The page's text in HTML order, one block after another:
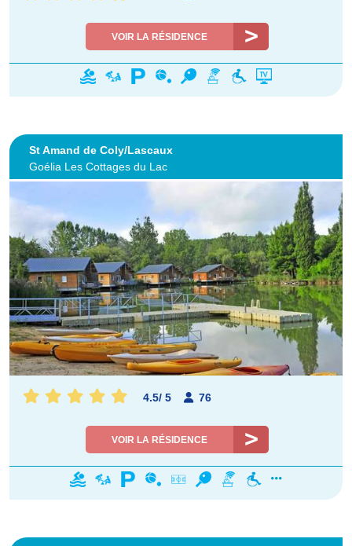
VOIR LA RÉSIDENCE
St Amand de Coly/Lascaux
Goélia Les Cottages du Lac
4.5/ 5 76
VOIR LA RÉSIDENCE